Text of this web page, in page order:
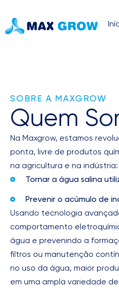
SOBRE A MAXGROW
Quem
Na Maxgrow, estamos
ponta, livre de produtos
na agricultura e na indústria:
Tornar a água salina
Prevenir o acúmulo de
Usando tecnologia
comportamento
água e prevenindo a
filtros ou manutenção
no uso da água, maior
em uma ampla variedade